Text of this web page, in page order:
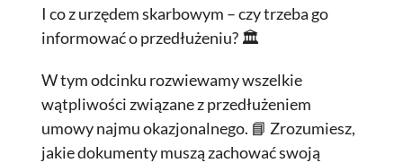
I co z urzędem skarbowym – czy trzeba go
informować o przedłużeniu? 🏛️
W tym odcinku rozwiewamy wszelkie
wątpliwości związane z przedłużeniem
umowy najmu okazjonalnego. 📘 Zrozumiesz,
jakie dokumenty muszą zachować swoją